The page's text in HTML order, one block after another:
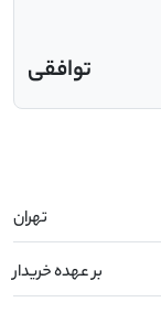
توافقی
تهران
بر عهده خریدار